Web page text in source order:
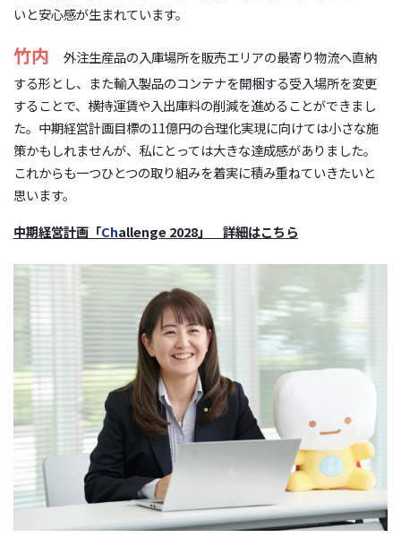
いと安心感が生まれています。
竹内
外注生産品の入庫場所を販売エリアの最寄り物流へ直納
する形とし、また輸入製品のコンテナを開梱する受入場所を変更
することで、横持運賃や入出庫料の削減を進めることができまし
た。中期経営計画目標の11億円の合理化実現に向けては小さな施
策かもしれませんが、私にとっては大きな達成感がありました。
これからも一つひとつの取り組みを着実に積み重ねていきたいと
思います。
中期経営計画「Challenge 2028」 詳細はこちら